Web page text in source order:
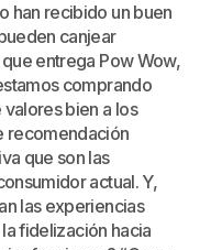
han recibido un buen
canjear
entrega Pow Wow,
comprando
bien a los
recomendación
que son las
actual. Y,
las experiencias
fidelización hacia